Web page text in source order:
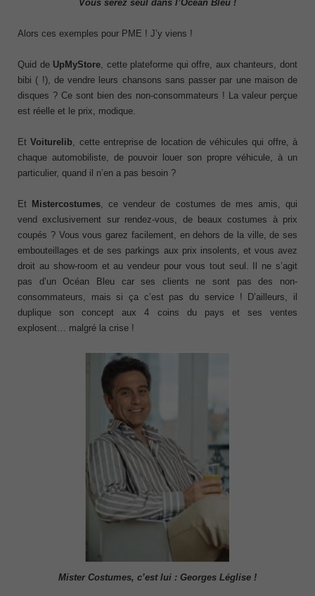
Vous serez seul dans l’Océan Bleu !
Alors ces exemples pour PME ! J’y viens !
Quid de UpMyStore , cette plateforme qui offre, aux chanteurs, dont
bibi ( !), de vendre leurs chansons sans passer par une maison de
disques ? Ce sont bien des non-consommateurs ! La valeur perçue
est réelle et le prix, modique.
EtVoiturelib , cette entreprise de location de véhicules qui offre, à
chaque automobiliste, de pouvoir louer son propre véhicule, à un
particulier, quand il n’en a pas besoin ?
Et Mistercostumes , ce vendeur de costumes de mes amis, qui
vend exclusivement sur rendez-vous, de beaux costumes à prix
coupés ? Vous vous garez facilement, en dehors de la ville, de ses
embouteillages et de ses parkings aux prix insolents, et vous avez
droit au show-room et au vendeur pour vous tout seul. Il ne s’agit
pas d’un Océan Bleu car ses clients ne sont pas des non-
consommateurs, mais si ça c’est pas du service ! D’ailleurs, il
duplique son concept aux 4 coins du pays et ses ventes
explosent… malgré la crise !
Mister Costumes, c’est lui : Georges Léglise !